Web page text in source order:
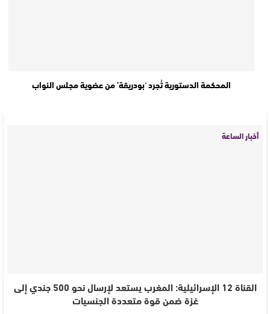
المحكمة الدستورية تُجرد ‘بودريقة’ من عضوية مجلس النواب
أخبار الساعة
القناة 12 الإسرائيلية: المغرب يستعد لإرسال نحو 500 جندي إلى
غزة ضمن قوة متعددة الجنسيات